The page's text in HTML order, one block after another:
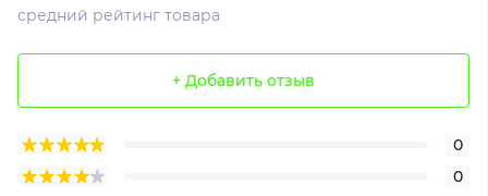
средний рейтинг товара
+ Добавить отзыв
0
0